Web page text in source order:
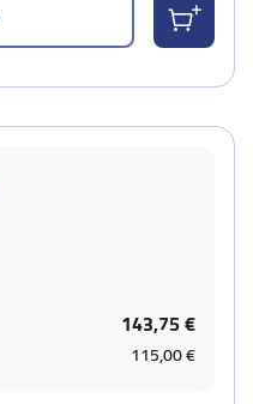
143,75 €
115,00 €